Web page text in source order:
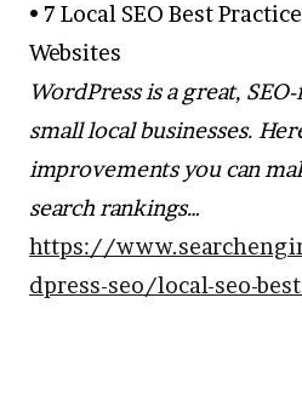
• 7 Local SEO Best
Websites
WordPress is a great,
small local businesses.
improvements you can
search rankings…
https://
dpress-seo/local-seo-